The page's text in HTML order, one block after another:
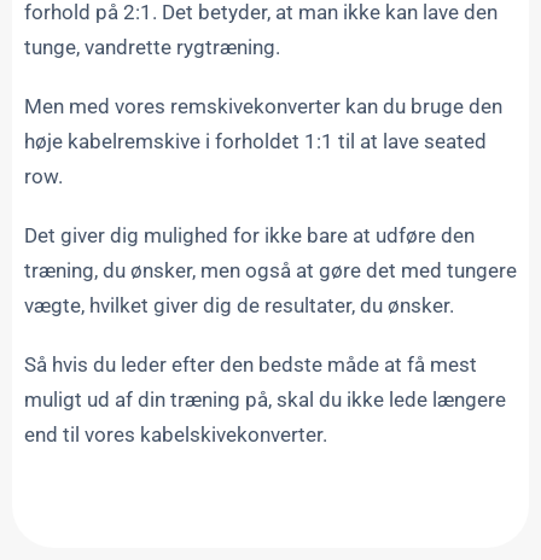
forhold på 2:1. Det betyder, at man ikke kan lave den
tunge, vandrette rygtræning.
Men med vores remskivekonverter kan du bruge den
høje kabelremskive i forholdet 1:1 til at lave seated
row.
Det giver dig mulighed for ikke bare at udføre den
træning, du ønsker, men også at gøre det med tungere
vægte, hvilket giver dig de resultater, du ønsker.
Så hvis du leder efter den bedste måde at få mest
muligt ud af din træning på, skal du ikke lede længere
end til vores kabelskivekonverter.